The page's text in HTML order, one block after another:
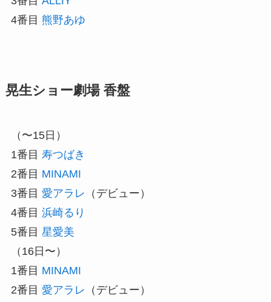
4番目 熊野あゆ
晃生ショー劇場 香盤
（〜15日）
1番目 寿つばき
2番目 MINAMI
3番目 愛アラレ （デビュー）
4番目 浜崎るり
5番目 星愛美
（16日〜）
1番目 MINAMI
2番目 愛アラレ （デビュー）